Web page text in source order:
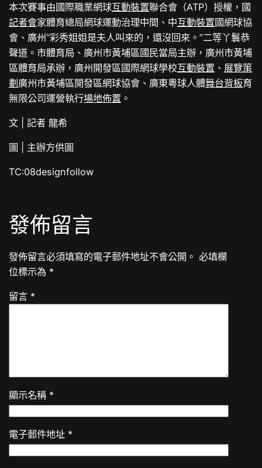
本次賽事由國際職業網球互動裝置聯合會（ATP）授權，國
記者會家體育總局網球運動治理中間、中互動裝置國網球協
會、廣州“彩秀姐姐是夫人叫來的，還沒回來。”二等丫鬟恭
聲道。市體育局、廣州市黃埔區國民當局主辦，廣州市黃埔
區體育局承辦，廣州開發區國際網球學校互動裝置 、 展覽策
劃廣州市黃埔區開發區網球協會、廣東粵球人體舞台背板育
無限公司運營執行場地佈置 。
文 | 記者 龍希
圖 | 主辦方供圖
TC:08designfollow
發佈留言
發佈留言必須填寫的電子郵件地址不會公開。 必填欄
位標示為 *
留言 *
顯示名稱 *
電子郵件地址 *